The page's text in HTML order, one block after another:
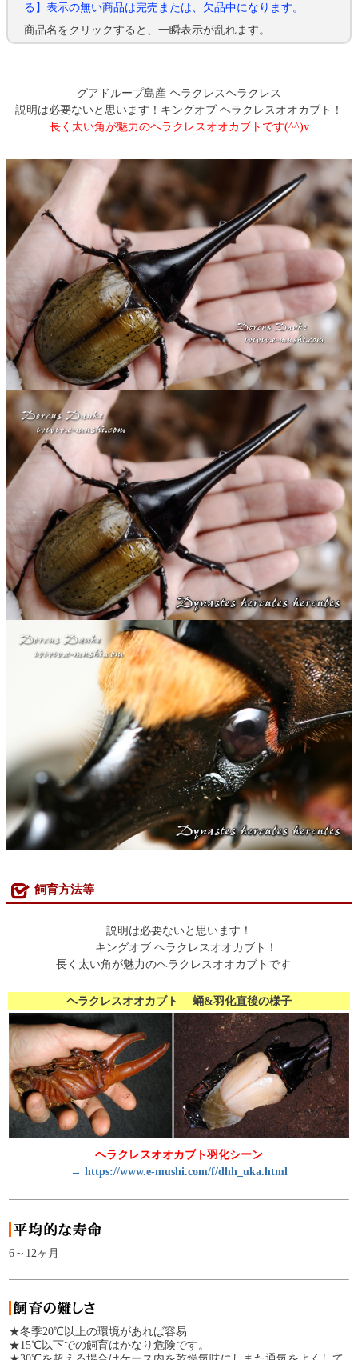
る】表示の無い商品は完売または、欠品中になります。
商品名をクリックすると、一瞬表示が乱れます。
グアドループ島産 ヘラクレスヘラクレス
説明は必要ないと思います！キングオブ ヘラクレスオオカブト！
長く太い角が魅力のヘラクレスオオカブトです(^^)v
飼育方法等
説明は必要ないと思います！
キングオブ ヘラクレスオオカブト！
長く太い角が魅力のヘラクレスオオカブトです
ヘラクレスオオカブト 蛹&羽化直後の様子
ヘラクレスオオカブト羽化シーン
→ https://www.e-mushi.com/f/dhh_uka.html
6～12ヶ月
★冬季20℃以上の環境があれば容易
★15℃以下での飼育はかなり危険です。